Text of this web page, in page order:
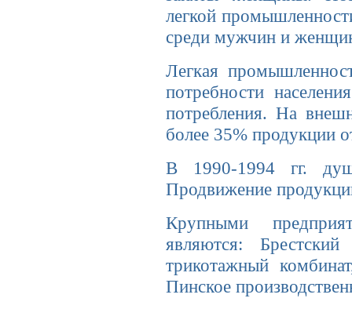
легкой
среди мужчин и
Легкая
потребности
потребления. На
более 35% продукции
В 1990-1994 гг.
Продвижение
Крупными
являются:
трикотажный
Пинское